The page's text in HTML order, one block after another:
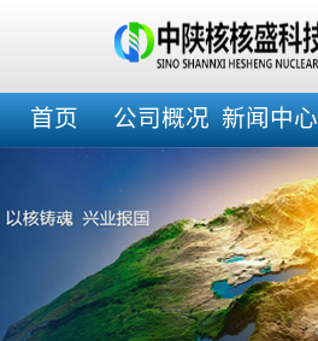
首页 公司概况 新闻中心